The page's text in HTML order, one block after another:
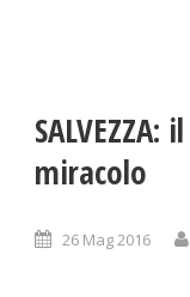
miracolo
26 Mag 2016